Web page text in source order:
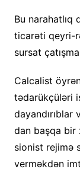
Bu narahatlıq
ticarəti qeyri-
sursat
Calcalist
tədarükçüləri
dan başqa bir
sionist rejimə
verməkdən